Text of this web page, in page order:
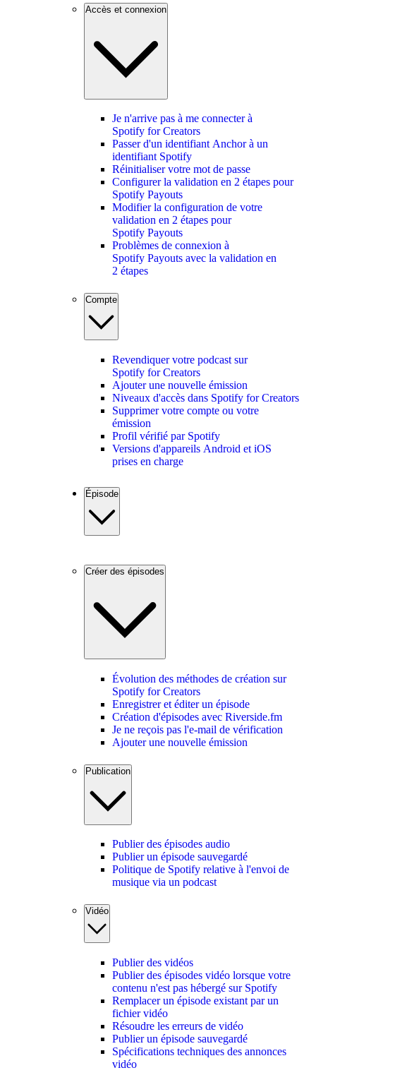
Accès et connexion
Je n'arrive pas à me connecter à
Spotify for Creators
Passer d'un identifiant Anchor à un
identifiant Spotify
Réinitialiser votre mot de passe
Configurer la validation en 2 étapes pour
Spotify Payouts
Modifier la configuration de votre
validation en 2 étapes pour
Spotify Payouts
Problèmes de connexion à
Spotify Payouts avec la validation en
2 étapes
Compte
Revendiquer votre podcast sur
Spotify for Creators
Ajouter une nouvelle émission
Niveaux d'accès dans Spotify for Creators
Supprimer votre compte ou votre
émission
Profil vérifié par Spotify
Versions d'appareils Android et iOS
prises en charge
Épisode
Créer des épisodes
Évolution des méthodes de création sur
Spotify for Creators
Enregistrer et éditer un épisode
Création d'épisodes avec Riverside.fm
Je ne reçois pas l'e-mail de vérification
Ajouter une nouvelle émission
Publication
Publier des épisodes audio
Publier un épisode sauvegardé
Politique de Spotify relative à l'envoi de
musique via un podcast
Vidéo
Publier des vidéos
Publier des épisodes vidéo lorsque votre
contenu n'est pas hébergé sur Spotify
Remplacer un épisode existant par un
fichier vidéo
Résoudre les erreurs de vidéo
Publier un épisode sauvegardé
Spécifications techniques des annonces
vidéo